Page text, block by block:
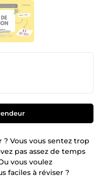
? Vous vous sentez trop
pas assez de temps
vous voulez
faciles à réviser ?